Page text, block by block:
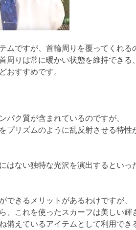
ムですが、首輪周りを覆ってくれる
りは常に暖かい状態を維持できる、
おすすめです。
パク質が含まれているのですが、
プリズムのように乱反射させる特性
はない独特な光沢を演出するといっ
きるメリットがあるわけですが、
、これを使ったスカーフは美しい輝
備えているアイテムとして利用でき